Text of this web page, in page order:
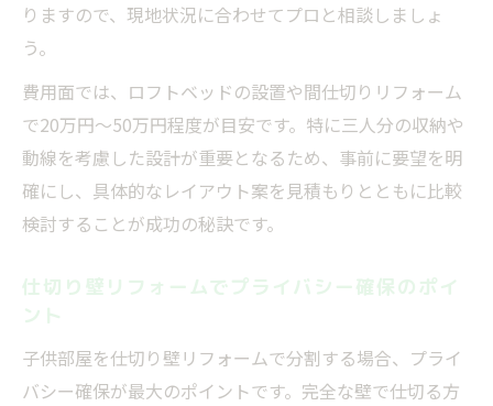
りますので、現地状況に合わせてプロと相談しましょ
う。
費用面では、ロフトベッドの設置や間仕切りリフォーム
で20万円〜50万円程度が目安です。特に三人分の収納や
動線を考慮した設計が重要となるため、事前に要望を明
確にし、具体的なレイアウト案を見積もりとともに比較
検討することが成功の秘訣です。
仕切り壁リフォームでプライバシー確保のポイ
ント
子供部屋を仕切り壁リフォームで分割する場合、プライ
バシー確保が最大のポイントです。完全な壁で仕切る方